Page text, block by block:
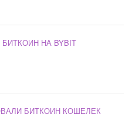
НА BYBIT
БИТКОИН КОШЕЛЕК